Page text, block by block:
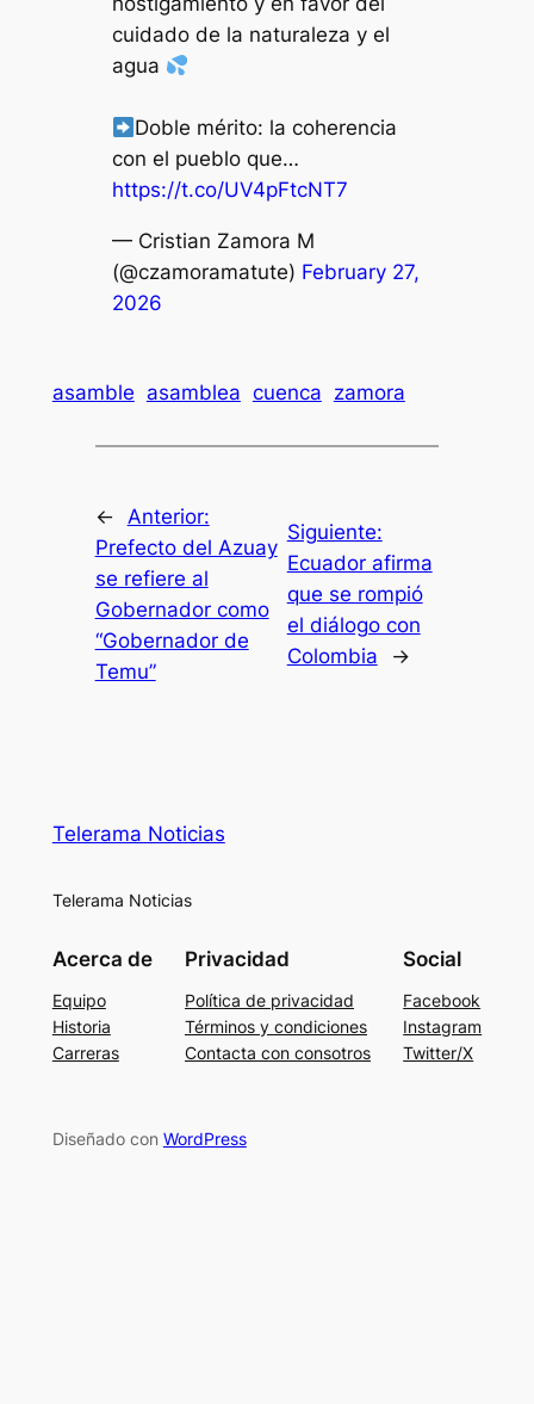
cuidado de la naturaleza y el
agua
Doble mérito: la coherencia
con el pueblo que…
https://t.co/UV4pFtcNT7
— Cristian Zamora M
(@czamoramatute) February 27,
2026
asamble asamblea cuenca zamora
←
Anterior:
Prefecto del Azuay
se refiere al
Gobernador como
“Gobernador de
Temu”
Siguiente:
Ecuador afirma
que se rompió
el diálogo con
Colombia
→
Telerama Noticias
Telerama Noticias
Acerca de
Equipo
Historia
Carreras
Privacidad
Política de privacidad
Términos y condiciones
Contacta con consotros
Social
Facebook
Instagram
Twitter/X
Diseñado con WordPress